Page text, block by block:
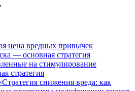
цена вредных привычек
— основная стратегия
на стимулирование
стратегия
снижения вреда: как